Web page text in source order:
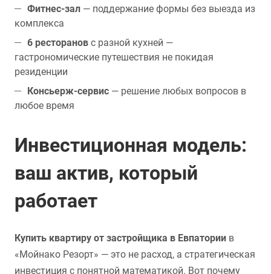
Фитнес-зал — поддержание формы без выезда из
комплекса
6 ресторанов с разной кухней —
гастрономические путешествия не покидая
резиденции
Консьерж-сервис — решение любых вопросов в
любое время
Инвестиционная модель:
ваш актив, который
работает
Купить квартиру от застройщика в Евпатории в
«Мойнако Резорт» — это не расход, а стратегическая
инвестиция с понятной математикой. Вот почему